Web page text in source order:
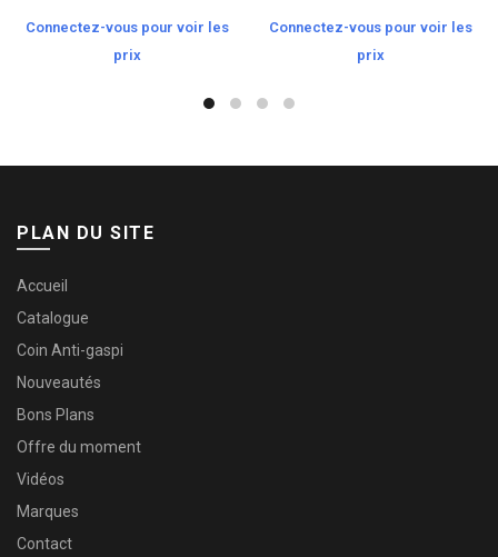
Connectez-vous pour voir les
prix
Connectez-vous pour voir les
prix
PLAN DU SITE
Accueil
Catalogue
Coin Anti-gaspi
Nouveautés
Bons Plans
Offre du moment
Vidéos
Marques
Contact